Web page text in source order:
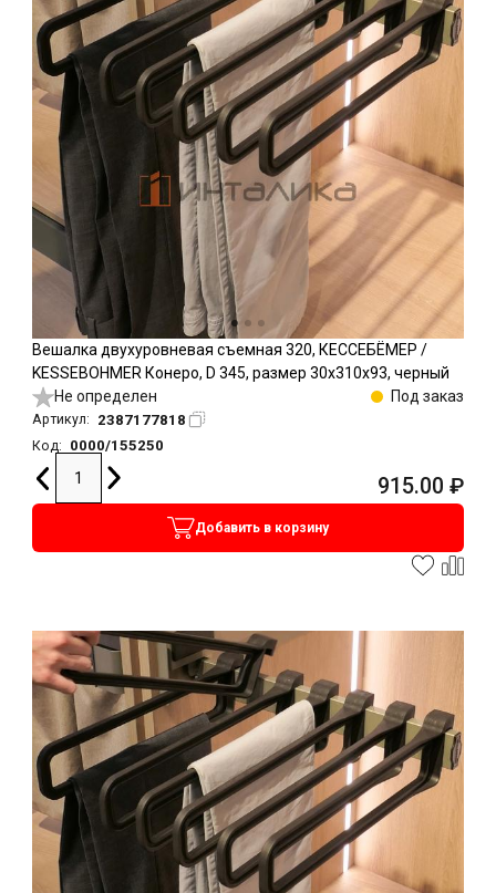
Вешалка двухуровневая съемная 320, КЕССЕБЁМЕР /
KESSEBOHMER Конеро, D 345, размер 30x310x93, черный
Не определен
Под заказ
Артикул: 2387177818
Код: 0000/155250
915.00 ₽
Добавить в корзину